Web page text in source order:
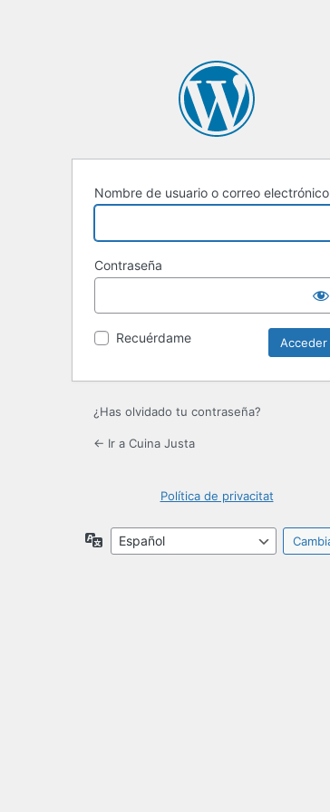
Nombre de usuario o correo electrónico
Contraseña
Recuérdame
¿Has olvidado tu contraseña?
← Ir a Cuina Justa
Política de privacitat
Idioma